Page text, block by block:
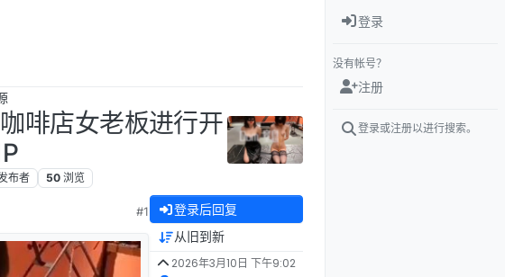
啡店女老板进行开
布者 50 浏览
#1 登录后回复
从旧到新
2026年3月10日 下午9:02
登录
没有帐号？
注册
登录或注册以进行搜索。